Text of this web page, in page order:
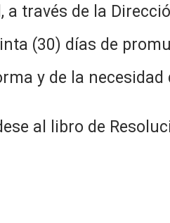
través de la
(30) días de
y de la
al libro de